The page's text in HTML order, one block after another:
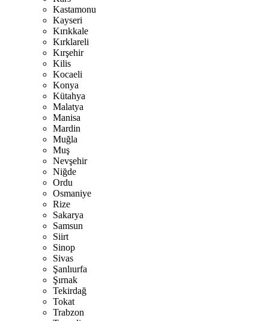
Kastamonu
Kayseri
Kırıkkale
Kırklareli
Kırşehir
Kilis
Kocaeli
Konya
Kütahya
Malatya
Manisa
Mardin
Muğla
Muş
Nevşehir
Niğde
Ordu
Osmaniye
Rize
Sakarya
Samsun
Siirt
Sinop
Sivas
Şanlıurfa
Şırnak
Tekirdağ
Tokat
Trabzon